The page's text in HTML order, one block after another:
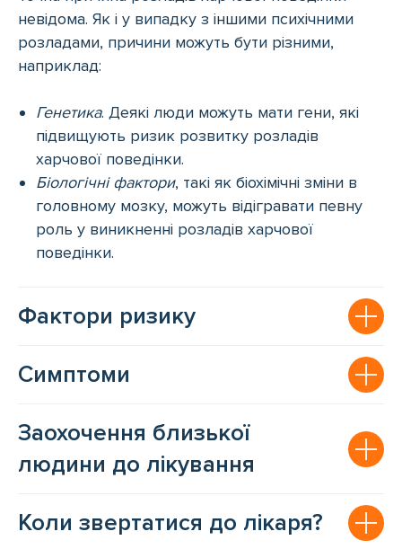
невідома. Як і у випадку з іншими психічними
розладами, причини можуть бути різними,
наприклад:
Генетика. Деякі люди можуть мати гени, які
підвищують ризик розвитку розладів
харчової поведінки.
Біологічні фактори, такі як біохімічні зміни в
головному мозку, можуть відігравати певну
роль у виникненні розладів харчової
поведінки.
Фактори ризику
Симптоми
Заохочення близької
людини до лікування
Коли звертатися до лікаря?